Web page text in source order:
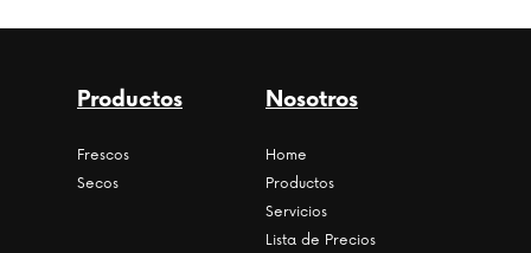
Productos
Frescos
Secos
Nosotros
Home
Productos
Servicios
Lista de Precios